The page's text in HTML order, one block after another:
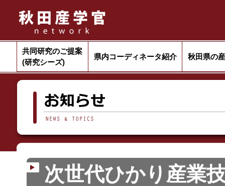
共同研究のご提案
(研究シーズ)
県内コーディネータ紹介 秋田県の
次世代ひかり産業